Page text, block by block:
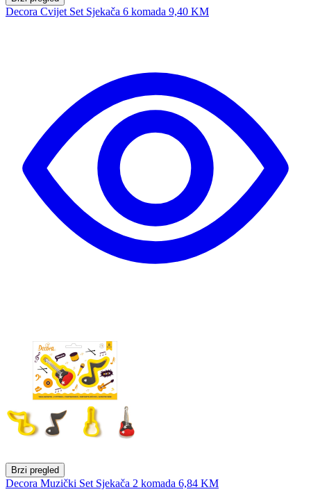
Decora Cvijet Set Sjekača 6 komada 9,40 KM
Brzi pregled
Decora Muzički Set Sjekača 2 komada 6,84 KM